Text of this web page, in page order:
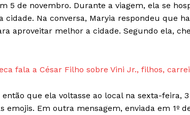
5 de novembro. Durante a viagem, ela se
cidade. Na conversa, Maryia respondeu que
aproveitar melhor a cidade. Segundo ela,
fala a César Filho sobre Vini Jr., filhos,
que ela voltasse ao local na sexta-feira,
emojis. Em outra mensagem, enviada em 1º